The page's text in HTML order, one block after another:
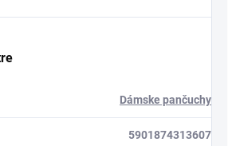
Dámske pančuchy
5901874313607